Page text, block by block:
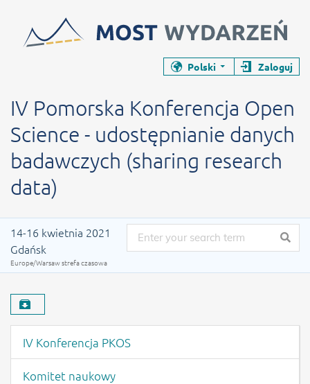
Polski Zaloguj
IV Pomorska Konferencja Open
Science - udostępnianie danych
badawczych (sharing research
data)
Data wydarzenia
14-16 kwietnia 2021
Gdańsk
Europe/Warsaw strefa czasowa
Pobierz materiał
IV Konferencja PKOS
Komitet naukowy